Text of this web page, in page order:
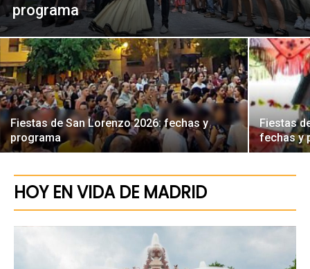
programa
Fiestas de San Lorenzo 2026: fechas y
programa
Fiestas
fechas y
HOY EN VIDA DE MADRID